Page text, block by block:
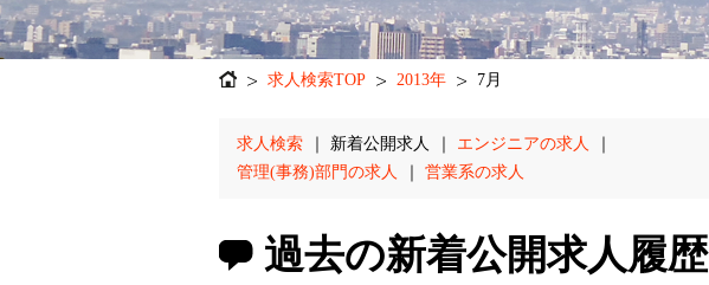
求人検索TOP 2013年 7月
求人検索 新着公開求人 エンジニアの求人
管理(事務)部門の求人
営業系の求人
過去の新着公開求人履歴